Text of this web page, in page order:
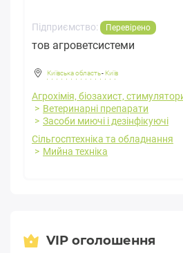
Підприємство: Перевірено
тов агроветсистеми
Київська область- Київ
Агрохімія, біозахист,
Ветеринарні препарати
Засоби миючі і дезінфікуючі
Сільгосптехніка та обладнання
Мийна техніка
VIP оголошення